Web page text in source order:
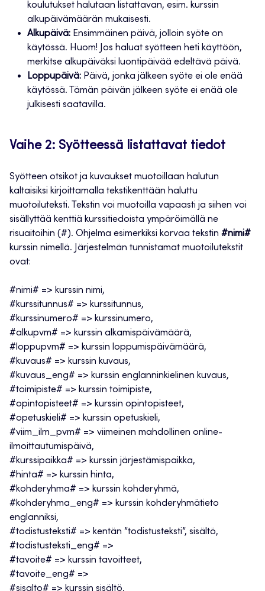
koulutukset halutaan listattavan, esim. kurssin
alkupäivämäärän mukaisesti.
Alkupäivä: Ensimmäinen päivä, jolloin syöte on
käytössä. Huom! Jos haluat syötteen heti käyttöön,
merkitse alkupäiväksi luontipäivää edeltävä päivä.
Loppupäivä: Päivä, jonka jälkeen syöte ei ole enää
käytössä. Tämän päivän jälkeen syöte ei enää ole
julkisesti saatavilla.
Vaihe 2: Syötteessä listattavat tiedot
Syötteen otsikot ja kuvaukset muotoillaan halutun
kaltaisiksi kirjoittamalla tekstikenttään haluttu
muotoiluteksti. Tekstin voi muotoilla vapaasti ja siihen voi
sisällyttää kenttiä kurssitiedoista ympäröimällä ne
risuaitoihin (#). Ohjelma esimerkiksi korvaa tekstin #nimi#
kurssin nimellä. Järjestelmän tunnistamat muotoilutekstit
ovat:
#nimi# => kurssin nimi,
#kurssitunnus# => kurssitunnus,
#kurssinumero# => kurssinumero,
#alkupvm# => kurssin alkamispäivämäärä,
#loppupvm# => kurssin loppumispäivämäärä,
#kuvaus# => kurssin kuvaus,
#kuvaus_eng# => kurssin englanninkielinen kuvaus,
#toimipiste# => kurssin toimipiste,
#opintopisteet# => kurssin opintopisteet,
#opetuskieli# => kurssin opetuskieli,
#viim_ilm_pvm# => viimeinen mahdollinen online-
ilmoittautumispäivä,
#kurssipaikka# => kurssin järjestämispaikka,
#hinta# => kurssin hinta,
#kohderyhma# => kurssin kohderyhmä,
#kohderyhma_eng# => kurssin kohderyhmätieto
englanniksi,
#todistusteksti# => kentän ”todistusteksti”, sisältö,
#todistusteksti_eng# =>
#tavoite# => kurssin tavoitteet,
#tavoite_eng# =>
#sisalto# => kurssin sisältö,